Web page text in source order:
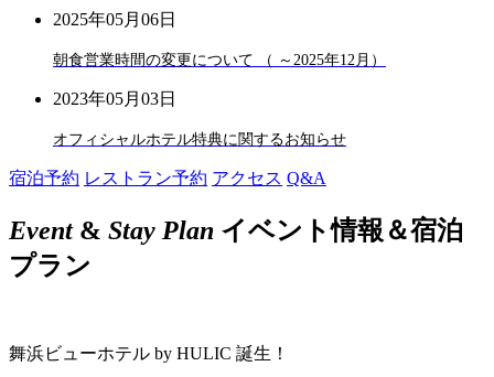
2025年05月06日
朝食営業時間の変更について （ ～2025年12月）
2023年05月03日
オフィシャルホテル特典に関するお知らせ
宿泊予約 レストラン予約 アクセス Q&A
Event& Stay Plan イベント情報＆宿泊
プラン
舞浜ビューホテル by HULIC 誕生！